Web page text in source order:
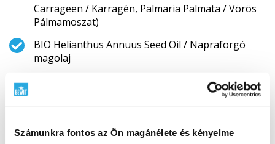
Számunkra fontos az Ön magánélete és kényelme
Carrageen / Karragén, Palmaria Palmata / Vörös
Pálmamoszat)
BIO Helianthus Annuus Seed Oil / Napraforgó
magolaj
BIO RAW Ceratonia Siliqua / Karob